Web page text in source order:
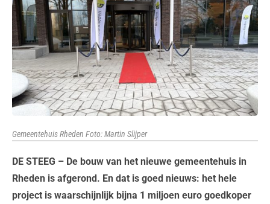
Gemeentehuis Rheden Foto: Martin Slijper
DE STEEG – De bouw van het nieuwe gemeentehuis in
Rheden is afgerond. En dat is goed nieuws: het hele
project is waarschijnlijk bijna 1 miljoen euro goedkoper